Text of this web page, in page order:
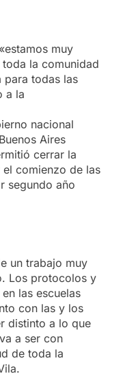
muy
la comunidad
todas las
a la
nacional
Aires
cerrar la
comienzo de las
segundo año
un trabajo muy
Los protocolos y
las escuelas
con las y los
distinto a lo que
a ser con
de toda la